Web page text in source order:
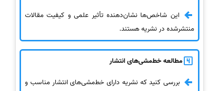
این شاخص‌ها نشان‌دهنده تأثیر علمی و کیفیت مقالات
منتشرشده در نشریه هستند.
مطالعه خط‌مشی‌های انتشار
بررسی کنید که نشریه دارای خط‌مشی‌های انتشار مناسب و